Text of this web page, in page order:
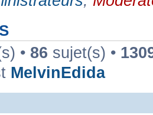
• 86 sujet(s) •
MelvinEdida